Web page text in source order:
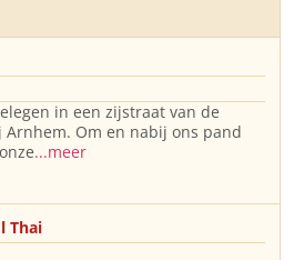
in een zijstraat van de
Om en nabij ons pand
...meer
Thai